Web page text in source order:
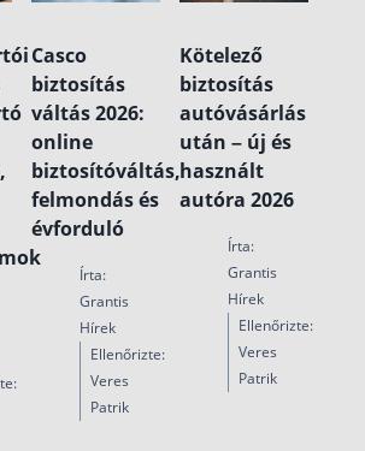
Casco
biztosítás
váltás 2026:
online
biztosítóváltás,
felmondás és
évforduló
Írta:
Grantis
Hírek
Ellenőrizte:
Veres
Patrik
Kötelező
biztosítás
autóvásárlás
után – új és
használt
autóra 2026
Írta:
Grantis
Hírek
Ellenőrizte:
Veres
Patrik